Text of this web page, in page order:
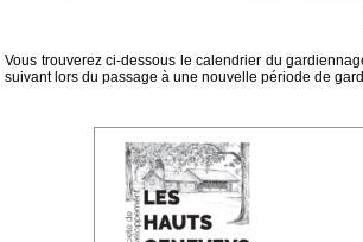
Vous trouverez ci-dessous le calendrier du
suivant lors du passage à une nouvelle période de